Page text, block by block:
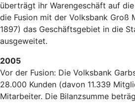
überträgt ihr Warengeschäft auf
die Fusion mit der Volksbank Groß
1897) das Geschäftsgebiet in die
ausgeweitet.
2005
Vor der Fusion: Die Volksbank
28.000 Kunden (davon 11.339
Mitarbeiter. Die Bilanzsumme